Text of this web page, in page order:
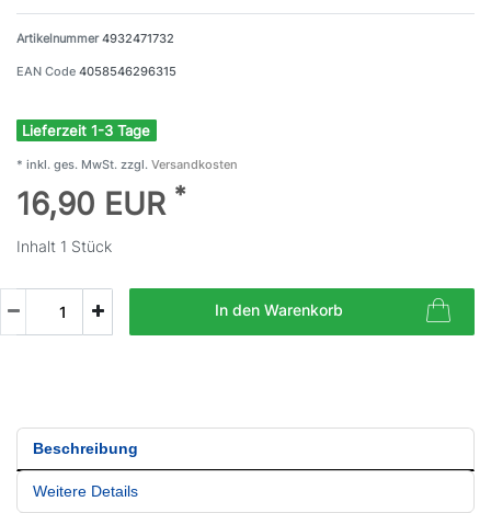
Artikelnummer4932471732
EAN Code 4058546296315
Lieferzeit 1-3 Tage
* inkl. ges. MwSt. zzgl. Versandkosten
16,90 EUR *
Inhalt 1 Stück
In den Warenkorb
Beschreibung
Weitere Details